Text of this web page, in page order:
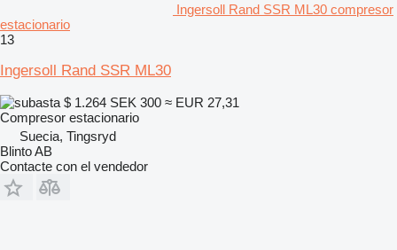
Ingersoll Rand SSR ML30 compresor
estacionario
13
Ingersoll Rand SSR ML30
$ 1.264 SEK 300 ≈ EUR 27,31
Compresor estacionario
Suecia, Tingsryd
Blinto AB
Contacte con el vendedor